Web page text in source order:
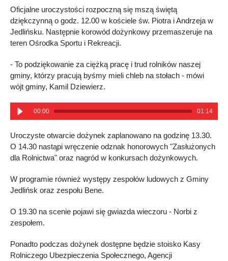
Oficjalne uroczystości rozpoczną się mszą świętą
dziękczynną o godz. 12.00 w kościele św. Piotra i Andrzeja w
Jedlińsku. Następnie korowód dożynkowy przemaszeruje na
teren Ośrodka Sportu i Rekreacji.
- To podziękowanie za ciężką pracę i trud rolników naszej
gminy, którzy pracują byśmy mieli chleb na stołach - mówi
wójt gminy, Kamil Dziewierz.
00:00 01:14
Uroczyste otwarcie dożynek zaplanowano na godzinę 13.30.
O 14.30 nastąpi wręczenie odznak honorowych "Zasłużonych
dla Rolnictwa" oraz nagród w konkursach dożynkowych.
W programie również występy zespołów ludowych z Gminy
Jedlińsk oraz zespołu Bene.
O 19.30 na scenie pojawi się gwiazda wieczoru - Norbi z
zespołem.
Ponadto podczas dożynek dostępne będzie stoisko Kasy
Rolniczego Ubezpieczenia Społecznego, Agencji